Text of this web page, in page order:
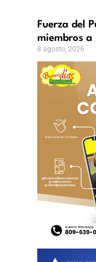
Fuerza del
miembros
8 agosto, 2026